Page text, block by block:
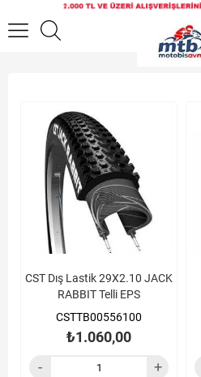
CST Dış Lastik 29X2.10 JACK
RABBIT Telli EPS
CSTTB00556100
₺1.060,00